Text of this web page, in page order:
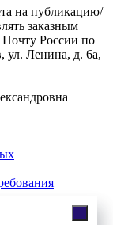
на публикацию/
заказным
Почту России по
ул. Ленина, д. 6а,